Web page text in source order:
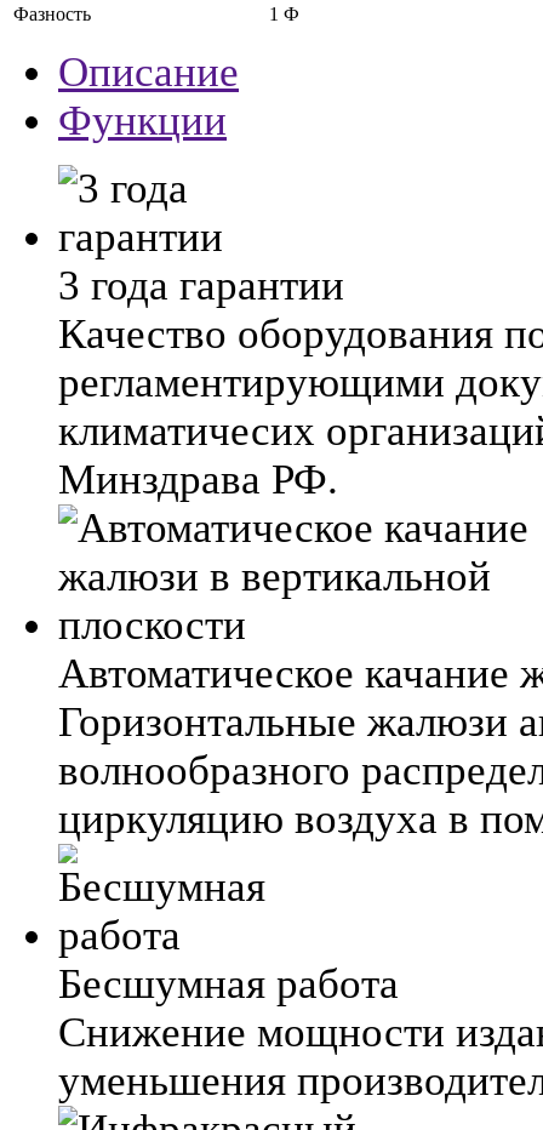
Фазность
1 Ф
Описание
Функции
3 года гарантии
Качество оборудования
регламентирующими
климатичесих
Минздрава РФ.
Автоматическое качание
Горизонтальные жалюзи
волнообразного
циркуляцию воздуха в
Бесшумная работа
Снижение мощности
уменьшения